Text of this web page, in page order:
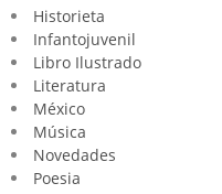
Historieta
Infantojuvenil
Libro Ilustrado
Literatura
México
Música
Novedades
Poesia